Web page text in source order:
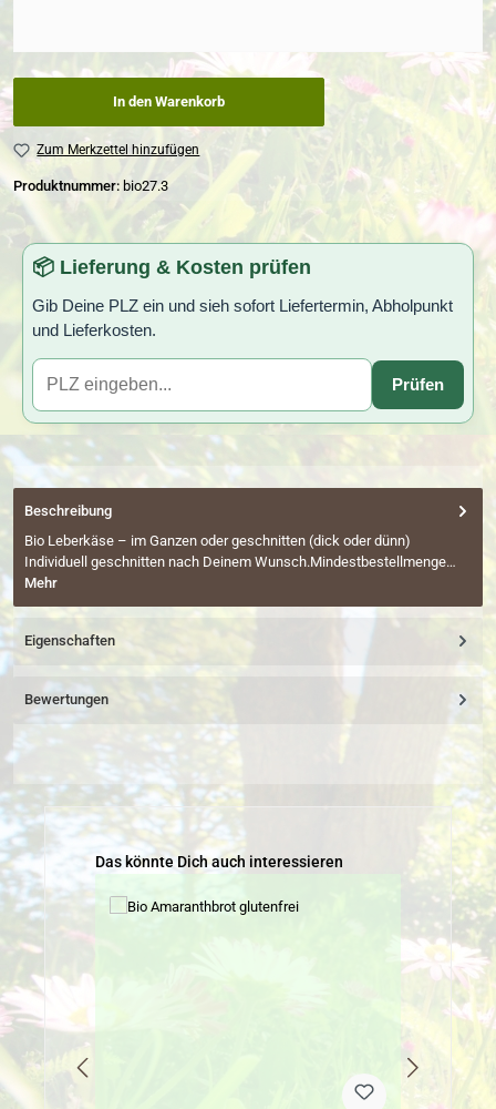
In den Warenkorb
Zum Merkzettel hinzufügen
Produktnummer: bio27.3
📦 Lieferung & Kosten prüfen
Gib Deine PLZ ein und sieh sofort Liefertermin, Abholpunkt
und Lieferkosten.
Prüfen
Beschreibung
Bio Leberkäse – im Ganzen oder geschnitten (dick oder dünn)
Individuell geschnitten nach Deinem Wunsch.Mindestbestellmenge…
Mehr
Eigenschaften
Bewertungen
Produktgalerie überspringen
Das könnte Dich auch interessieren